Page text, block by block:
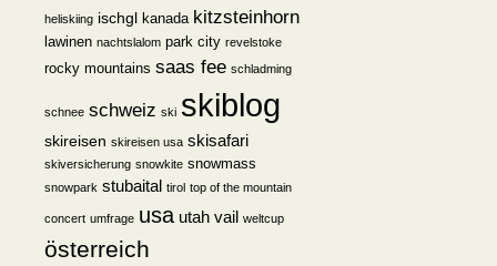
heliskiing ischgl kanada kitzsteinhorn
lawinen nachtslalom park city revelstoke
rocky mountains saas fee schladming
schnee schweiz ski skiblog
skireisen skireisen usa skisafari
skiversicherung snowkite snowmass
snowpark stubaital tirol top of the mountain
concert umfrage usa utah vail weltcup
österreich